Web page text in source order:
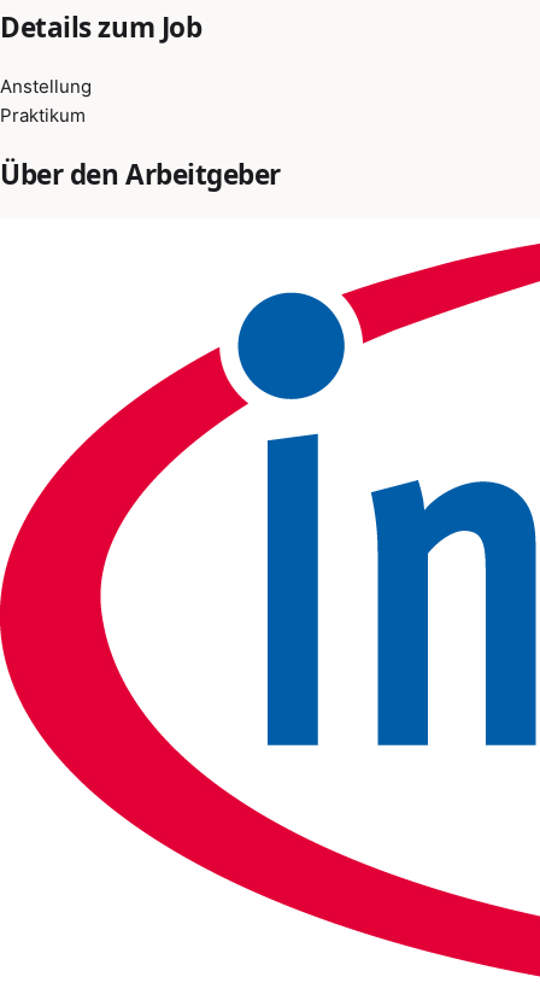
Details zum Job
Anstellung
Praktikum
Über den Arbeitgeber